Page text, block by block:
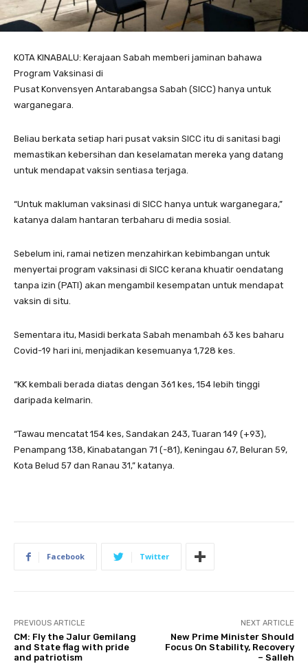
KOTA KINABALU: Kerajaan Sabah memberi jaminan bahawa
Program Vaksinasi di
Pusat Konvensyen Antarabangsa Sabah (SICC) hanya untuk
warganegara.
Beliau berkata setiap hari pusat vaksin SICC itu di sanitasi bagi
memastikan kebersihan dan keselamatan mereka yang datang
untuk mendapat vaksin sentiasa terjaga.
“Untuk makluman vaksinasi di SICC hanya untuk warganegara,”
katanya dalam hantaran terbaharu di media sosial.
Sebelum ini, ramai netizen menzahirkan kebimbangan untuk
menyertai program vaksinasi di SICC kerana khuatir oendatang
tanpa izin (PATI) akan mengambil kesempatan untuk mendapat
vaksin di situ.
Sementara itu, Masidi berkata Sabah menambah 63 kes baharu
Covid-19 hari ini, menjadikan kesemuanya 1,728 kes.
“KK kembali berada diatas dengan 361 kes, 154 lebih tinggi
daripada kelmarin.
“Tawau mencatat 154 kes, Sandakan 243, Tuaran 149 (+93),
Penampang 138, Kinabatangan 71 (-81), Keningau 67, Beluran 59,
Kota Belud 57 dan Ranau 31,” katanya.
Facebook Twitter
PREVIOUS ARTICLE
CM: Fly the Jalur Gemilang
and State flag with pride
and patriotism
NEXT ARTICLE
New Prime Minister Should
Focus On Stability, Recovery
– Salleh